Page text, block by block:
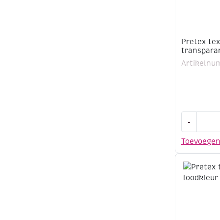
Pretex
Toevoegen
-
liter
aantal